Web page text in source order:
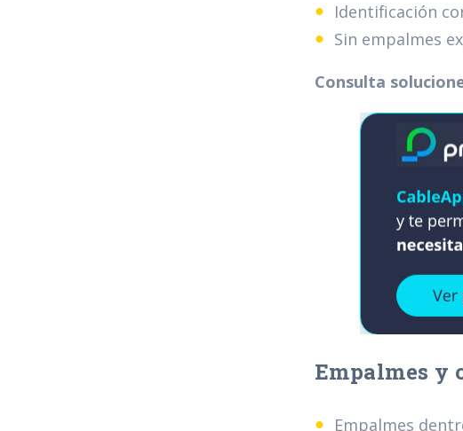
Identificación
Sin empalmes
Consulta
Empalmes y
Empalmes